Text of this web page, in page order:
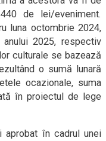
de lei/eveniment.
luna octombrie 2024,
2025, respectiv
culturale se bazează
o sumă lunară
ocazionale, suma
în proiectul de lege
în cadrul unei